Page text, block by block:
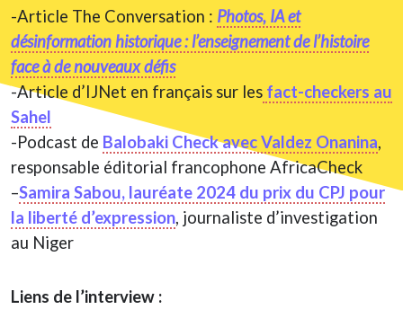
-Article The Conversation : Photos, IA et
désinformation historique : l’enseignement de l’histoire
face à de nouveaux défis
-Article d’IJNet en français sur les fact-checkers au
Sahel
-Podcast de Balobaki Check avec Valdez Onanina,
responsable éditorial francophone AfricaCheck
–Samira Sabou, lauréate 2024 du prix du CPJ pour
la liberté d’expression, journaliste d’investigation
au Niger
Liens de l’interview :